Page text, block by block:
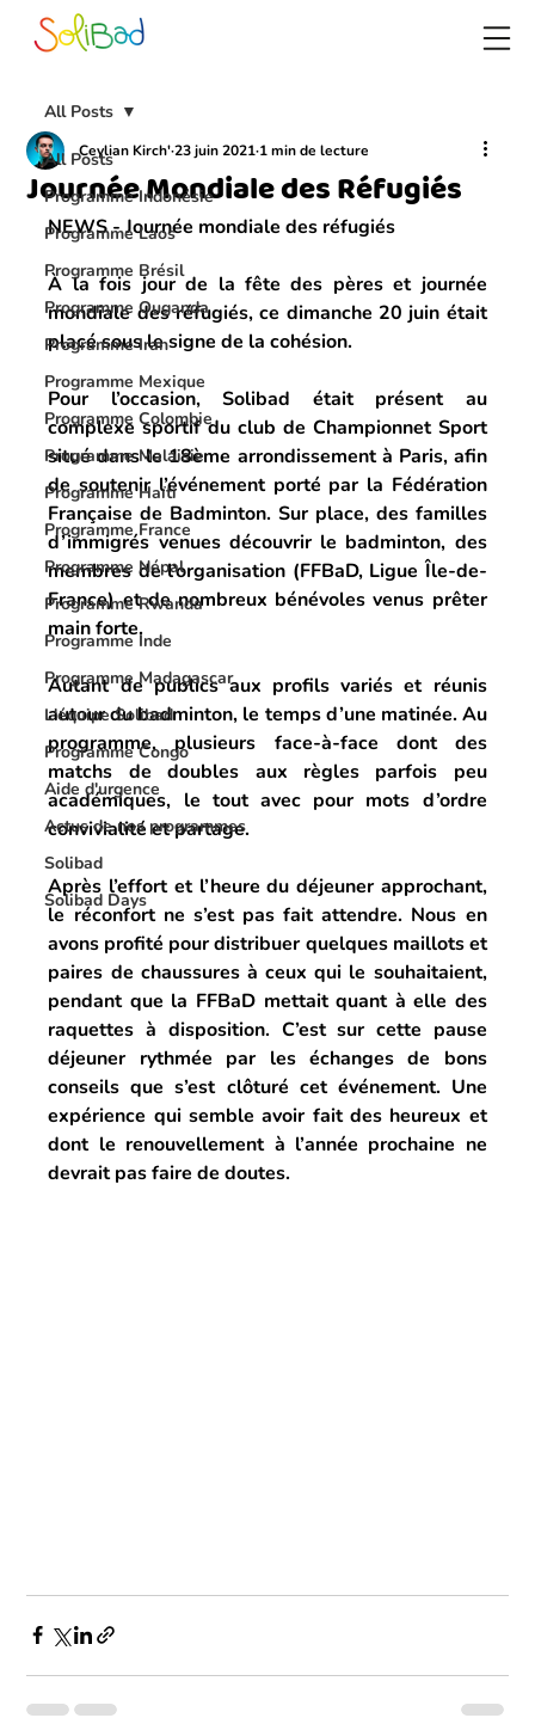
All Posts
Programme Indonésie
Programme Laos
Programme Brésil
Programme Ouganda
Programme Iran
Programme Mexique
Programme Colombie
Programme Malaisie
Programme Haïti
Programme France
Programme Népal
Programme Rwanda
Programme Inde
Programme Madagascar
L'équipe Solibad
Programme Congo
Aide d'urgence
Actus de nos programmes
Solibad
Solibad Days
All Posts
Journée Mondiale des Réfugiés
Ceylian Kirch'23 juin 2021 1 min de lecture
NEWS - Journée mondiale des réfugiés
À la fois jour de la fête des pères et journée
mondiale des réfugiés, ce dimanche 20 juin était
placé sous le signe de la cohésion.
Pour l’occasion, Solibad était présent au
complexe sportif du club de Championnet Sport
situé dans le 18ème arrondissement à Paris, afin
de soutenir l’événement porté par la Fédération
Française de Badminton. Sur place, des familles
d’immigrés venues découvrir le badminton, des
membres de l’organisation (FFBaD, Ligue Île-de-
France) et de nombreux bénévoles venus prêter
main forte.
Autant de publics aux profils variés et réunis
autour du badminton, le temps d’une matinée. Au
programme, plusieurs face-à-face dont des
matchs de doubles aux règles parfois peu
académiques, le tout avec pour mots d’ordre
convivialité et partage.
Après l’effort et l’heure du déjeuner approchant,
le réconfort ne s’est pas fait attendre. Nous en
avons profité pour distribuer quelques maillots et
paires de chaussures à ceux qui le souhaitaient,
pendant que la FFBaD mettait quant à elle des
raquettes à disposition. C’est sur cette pause
déjeuner rythmée par les échanges de bons
conseils que s’est clôturé cet événement. Une
expérience qui semble avoir fait des heureux et
dont le renouvellement à l’année prochaine ne
devrait pas faire de doutes.